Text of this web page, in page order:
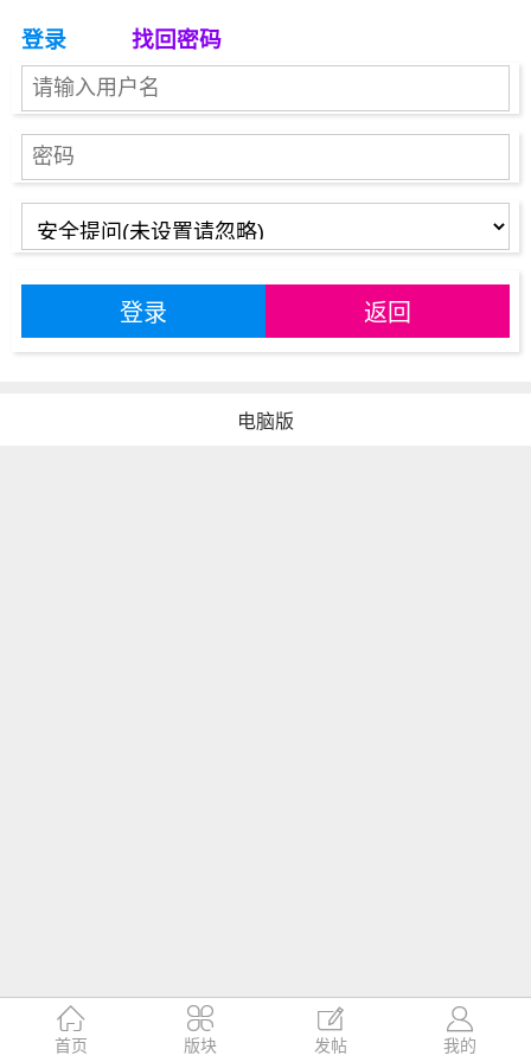
登录 找回密码
登录 返回

首页

版块

发帖

我的
电脑版